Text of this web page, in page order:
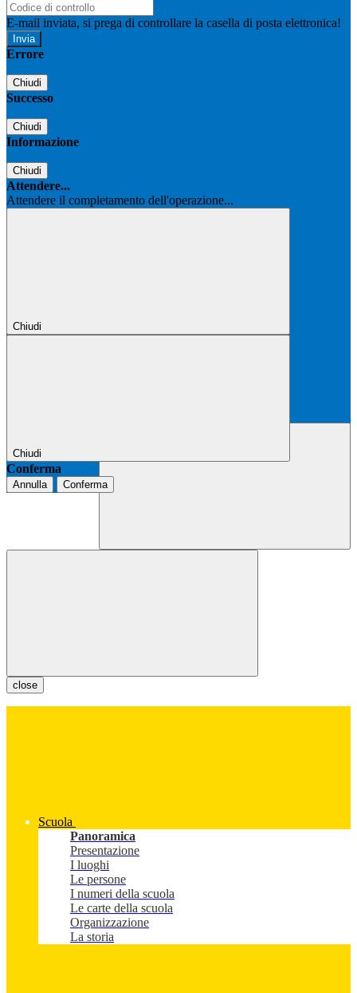
E-mail inviata, si prega di controllare la casella di posta elettronica!
Errore
Chiudi
Successo
Chiudi
Informazione
Chiudi
Attendere...
Attendere il completamento dell'operazione...
Chiudi
Chiudi
Conferma
Annulla Conferma
close
Scuola
Panoramica
Presentazione
I luoghi
Le persone
I numeri della scuola
Le carte della scuola
Organizzazione
La storia